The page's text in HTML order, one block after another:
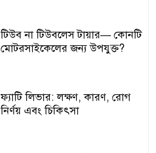
টিউব না টিউবলেস টায়ার— কোনটি
মোটরসাইকেলের জন্য উপযুক্ত?
ফ্যাটি লিভার: লক্ষণ, কারণ, রোগ
নির্ণয় এবং চিকিৎসা